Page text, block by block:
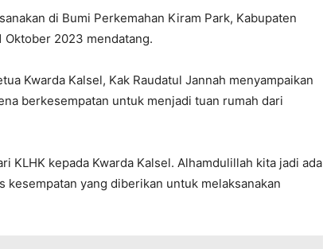
di Bumi Perkemahan Kiram Park, Kabupaten
Oktober 2023 mendatang.
Kwarda Kalsel, Kak Raudatul Jannah menyampaikan
berkesempatan untuk menjadi tuan rumah dari
KLHK kepada Kwarda Kalsel. Alhamdulillah kita jadi ada
kesempatan yang diberikan untuk melaksanakan